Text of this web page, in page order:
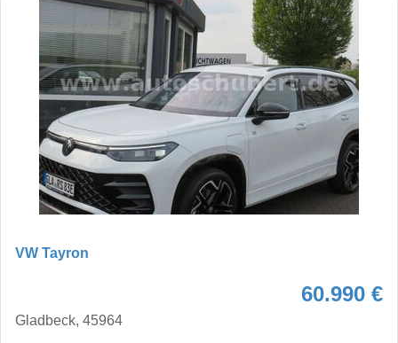
VW Tayron
60.990 €
Gladbeck, 45964